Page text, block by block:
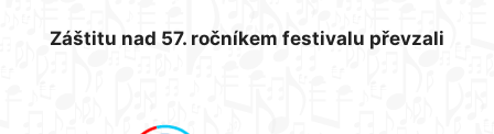
Záštitu nad 57. ročníkem festivalu převzali